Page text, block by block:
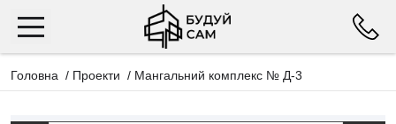
Головна / Проекти / Мангальний комплекс № Д-3